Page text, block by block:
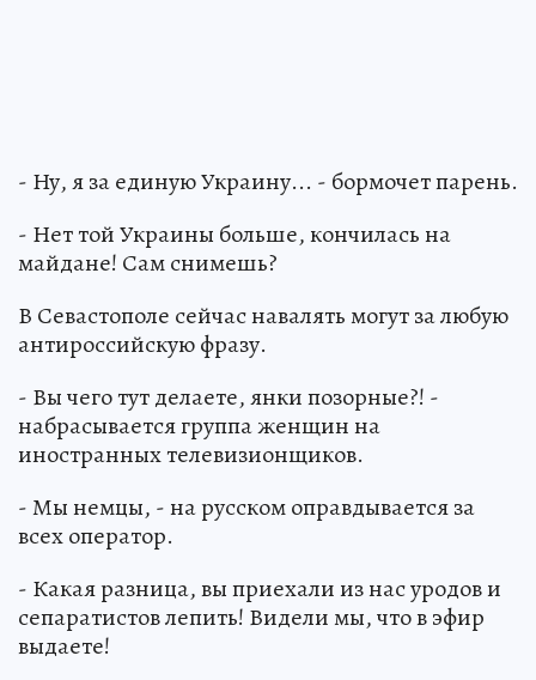
- Ну, я за единую Украину... - бормочет парень.
- Нет той Украины больше, кончилась на
майдане! Сам снимешь?
В Севастополе сейчас навалять могут за любую
антироссийскую фразу.
- Вы чего тут делаете, янки позорные?! -
набрасывается группа женщин на
иностранных телевизионщиков.
- Мы немцы, - на русском оправдывается за
всех оператор.
- Какая разница, вы приехали из нас уродов и
сепаратистов лепить! Видели мы, что в эфир
выдаете!